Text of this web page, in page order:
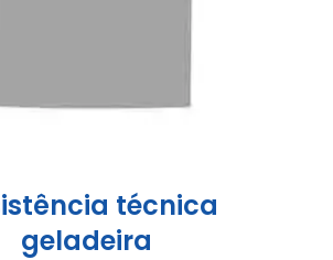
técnica
geladeira